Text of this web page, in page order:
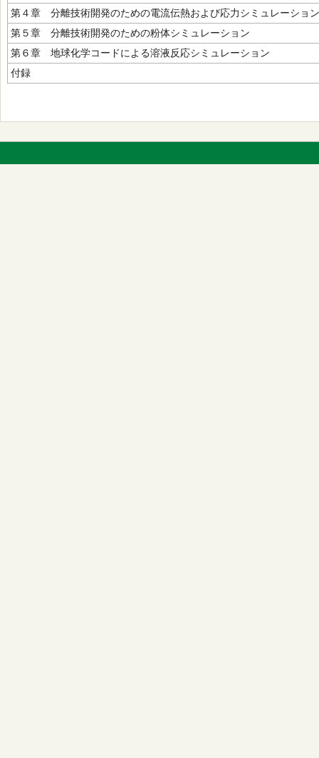
第４章 分離技術開発のための電流伝熱および応力シミュレーション
第５章 分離技術開発のための粉体シミュレーション
第６章 地球化学コードによる溶液反応シミュレーション
付録